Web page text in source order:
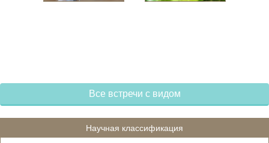
Все встречи с видом
Научная классификация